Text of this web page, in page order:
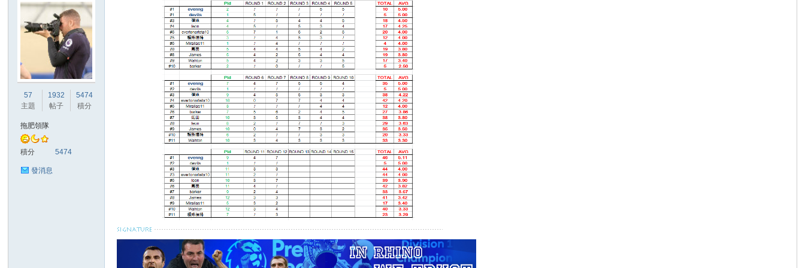
57
主題
1932
帖子
5474
積分
拖肥領隊
積分 5474
發消息